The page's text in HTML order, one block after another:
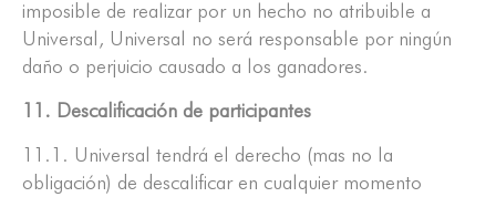
imposible de realizar por un hecho no atribuible a
Universal, Universal no será responsable por ningún
daño o perjuicio causado a los ganadores.
11. Descalificación de participantes
11.1. Universal tendrá el derecho (mas no la
obligación) de descalificar en cualquier momento